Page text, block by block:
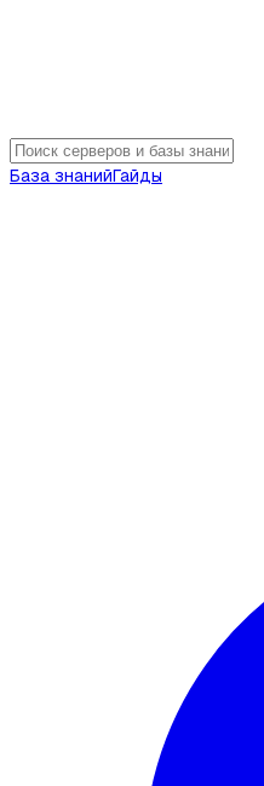
База знанийГайды